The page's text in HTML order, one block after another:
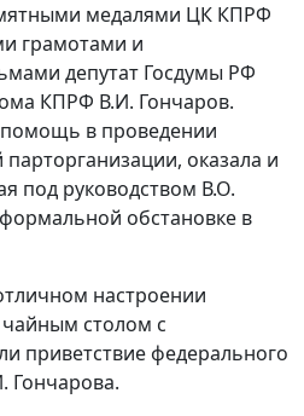
медалями ЦК КПРФ
грамотами и
депутат Госдумы РФ
КПРФ В.И. Гончаров.
в проведении
оказала и
под руководством В.О.
обстановке в
настроении
столом с
приветствие федерального
Гончарова.